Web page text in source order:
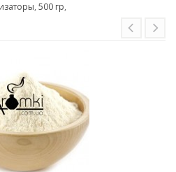
, 500 гр,